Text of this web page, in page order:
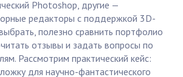
Photoshop, другие —
редакторы с поддержкой 3D-
полезно сравнить портфолио
отзывы и задать вопросы по
Рассмотрим практический кейс:
для научно-фантастического